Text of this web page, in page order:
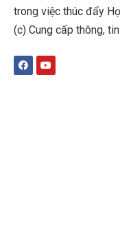
trong việc thúc đẩy
(c) Cung cấp thông,